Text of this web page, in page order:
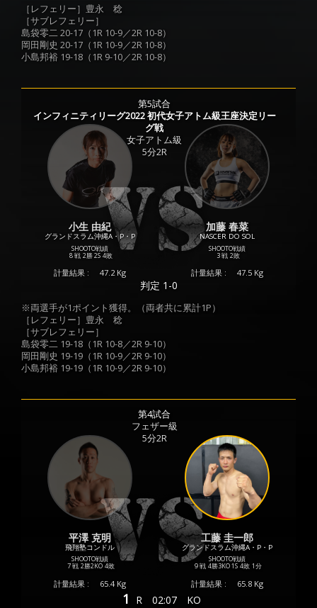
［レフェリー］豊永 稔
［サブレフェリー］
島袋零二 20-17（1R 10-9／2R 10-8）
岡田剛史 20-17（1R 10-9／2R 10-8）
小島邦裕 19-18（1R 9-10／2R 10-8）
第5試合
インフィニティリーグ2022 初代女子アトム級王座決定リー
グ戦
女子アトム級
5分2R
小生 由紀
グランドスラム沖縄A・P・P
SHOOTO戦績
8 戦 2勝 2S 4敗
計量結果 : 47.2 Kg
加藤 春菜
NASCER DO SOL
SHOOTO戦績
3 戦 2敗
計量結果 : 47.5 Kg
判定 1-0
※両選手が1ポイント獲得。（両者共に累計1P）
［レフェリー］豊永 稔
［サブレフェリー］
島袋零二 19-18（1R 10-8／2R 9-10）
岡田剛史 19-19（1R 10-9／2R 9-10）
小島邦裕 19-19（1R 10-9／2R 9-10）
第4試合
フェザー級
5分2R
平澤 克明
飛翔塾コンドル
SHOOTO戦績
7 戦 2勝2KO 4敗
計量結果 : 65.4 Kg
工藤 圭一郎
グランドスラム沖縄A・P・P
SHOOTO戦績
9 戦 4勝3KO 1S 4敗 1分
計量結果 : 65.8 Kg
1 R 02:07 KO